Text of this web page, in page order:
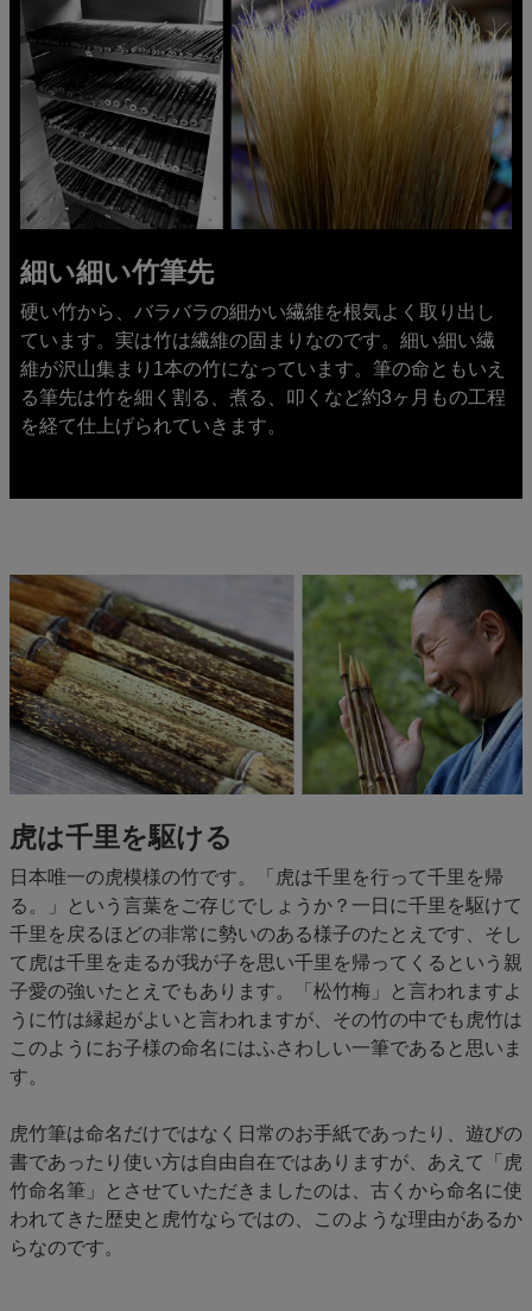
細い細い竹筆先
硬い竹から、バラバラの細かい繊維を根気よく取り出し
ています。実は竹は繊維の固まりなのです。細い細い繊
維が沢山集まり1本の竹になっています。筆の命ともいえ
る筆先は竹を細く割る、煮る、叩くなど約3ヶ月もの工程
を経て仕上げられていきます。
虎は千里を駆ける
日本唯一の虎模様の竹です。「虎は千里を行って千里を帰
る。」という言葉をご存じでしょうか？一日に千里を駆けて
千里を戻るほどの非常に勢いのある様子のたとえです、そし
て虎は千里を走るが我が子を思い千里を帰ってくるという親
子愛の強いたとえでもあります。「松竹梅」と言われますよ
うに竹は縁起がよいと言われますが、その竹の中でも虎竹は
このようにお子様の命名にはふさわしい一筆であると思いま
す。
虎竹筆は命名だけではなく日常のお手紙であったり、遊びの
書であったり使い方は自由自在ではありますが、あえて「虎
竹命名筆」とさせていただきましたのは、古くから命名に使
われてきた歴史と虎竹ならではの、このような理由があるか
らなのです。